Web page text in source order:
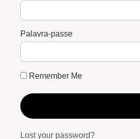
Palavra-passe
Remember Me
Lost your password?